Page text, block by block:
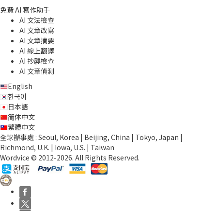
免費 AI 寫作助手
AI 文法檢查
AI 文章改寫
AI 文章摘要
AI 線上翻譯
AI 抄襲檢查
AI 文章偵測
English
한국어
日本語
简体中文
繁體中文
全球辦事處 : Seoul, Korea | Beijing, China | Tokyo, Japan |
Richmond, U.K. | Iowa, U.S. | Taiwan
Wordvice © 2012-2026. All Rights Reserved.